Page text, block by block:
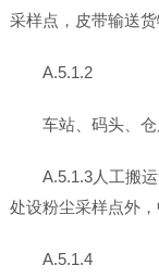
采样点，皮带输送
A.5.1.2
车站、码头、
A.5.1.3人工搬
处设粉尘采样点外，
A.5.1.4